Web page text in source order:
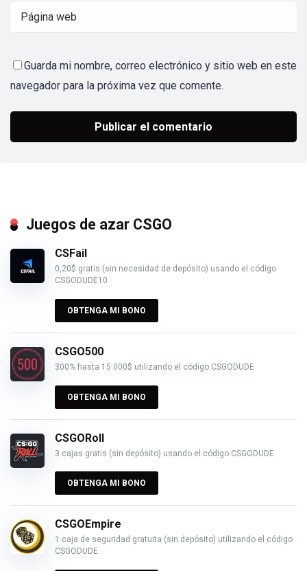
Guarda mi nombre, correo electrónico y sitio web en este
navegador para la próxima vez que comente.
Juegos de azar CSGO
CSFail
0,20$ gratis (sin necesidad de depósito) usando el código
CSGODUDE10
OBTENGA MI BONO
CSGO500
300% hasta 15 000$ utilizando el código CSGODUDE
OBTENGA MI BONO
CSGORoll
3 cajas gratis (sin depósito) usando el código CSGODUDE
OBTENGA MI BONO
CSGOEmpire
1 caja de seguridad gratuita (sin depósito) utilizando el código
CSGODUDE